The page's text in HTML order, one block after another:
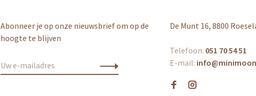
Abonneer je op onze nieuwsbrief om op de
hoogte te blijven
De Munt 16, 8800
Telefoon: 051 70 54 51
E-mail: